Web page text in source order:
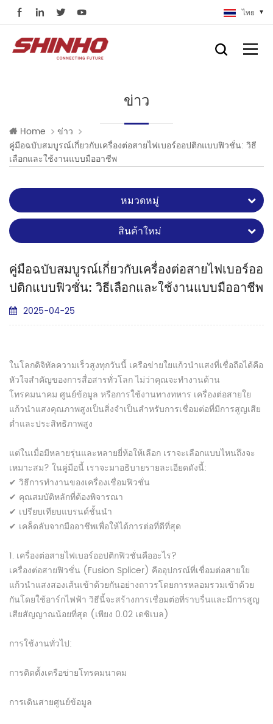
ไทย
ข่าว
Home
ข่าว
คู่มือฉบับสมบูรณ์เกี่ยวกับเครื่องต่อสายไฟเบอร์ออปติกแบบฟิวชั่น: วิธี
เลือกและใช้งานแบบมืออาชีพ
หมวดหมู่
สินค้าใหม่
คู่มือฉบับสมบูรณ์เกี่ยวกับเครื่องต่อสายไฟเบอร์ออ
ปติกแบบฟิวชั่น: วิธีเลือกและใช้งานแบบมืออาชีพ
2025-04-25
ในโลกดิจิทัลความเร็วสูงทุกวันนี้ เครือข่ายใยแก้วนำแสงที่เชื่อถือได้คือ
หัวใจสำคัญของการสื่อสารทั่วโลก ไม่ว่าคุณจะทำงานด้าน
โทรคมนาคม ศูนย์ข้อมูล หรือการใช้งานทางทหาร เครื่องต่อสายใย
แก้วนำแสงคุณภาพสูงเป็นสิ่งจำเป็นสำหรับการเชื่อมต่อที่มีการสูญเสีย
ต่ำและประสิทธิภาพสูง
แต่ในเมื่อมีหลายรุ่นและหลายยี่ห้อให้เลือก เราจะเลือกแบบไหนถึงจะ
เหมาะสม? ในคู่มือนี้ เราจะมาอธิบายรายละเอียดดังนี้:
✔ วิธีการทำงานของเครื่องเชื่อมฟิวชั่น
✔ คุณสมบัติหลักที่ต้องพิจารณา
✔ เปรียบเทียบแบรนด์ชั้นนำ
✔ เคล็ดลับจากมืออาชีพเพื่อให้ได้การต่อที่ดีที่สุด
1. เครื่องต่อสายไฟเบอร์ออปติกฟิวชั่นคืออะไร?
เครื่องต่อสายฟิวชั่น (Fusion Splicer) คืออุปกรณ์ที่เชื่อมต่อสายใย
แก้วนำแสงสองเส้นเข้าด้วยกันอย่างถาวรโดยการหลอมรวมเข้าด้วย
กันโดยใช้อาร์กไฟฟ้า วิธีนี้จะสร้างการเชื่อมต่อที่ราบรื่นและมีการสูญ
เสียสัญญาณน้อยที่สุด (เพียง 0.02 เดซิเบล)
การใช้งานทั่วไป:
การติดตั้งเครือข่ายโทรคมนาคม
การเดินสายศูนย์ข้อมูล